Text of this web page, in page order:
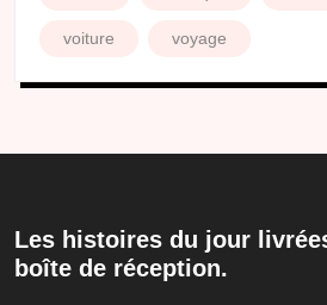
voiture voyage
Les histoires du jour
boîte de réception.